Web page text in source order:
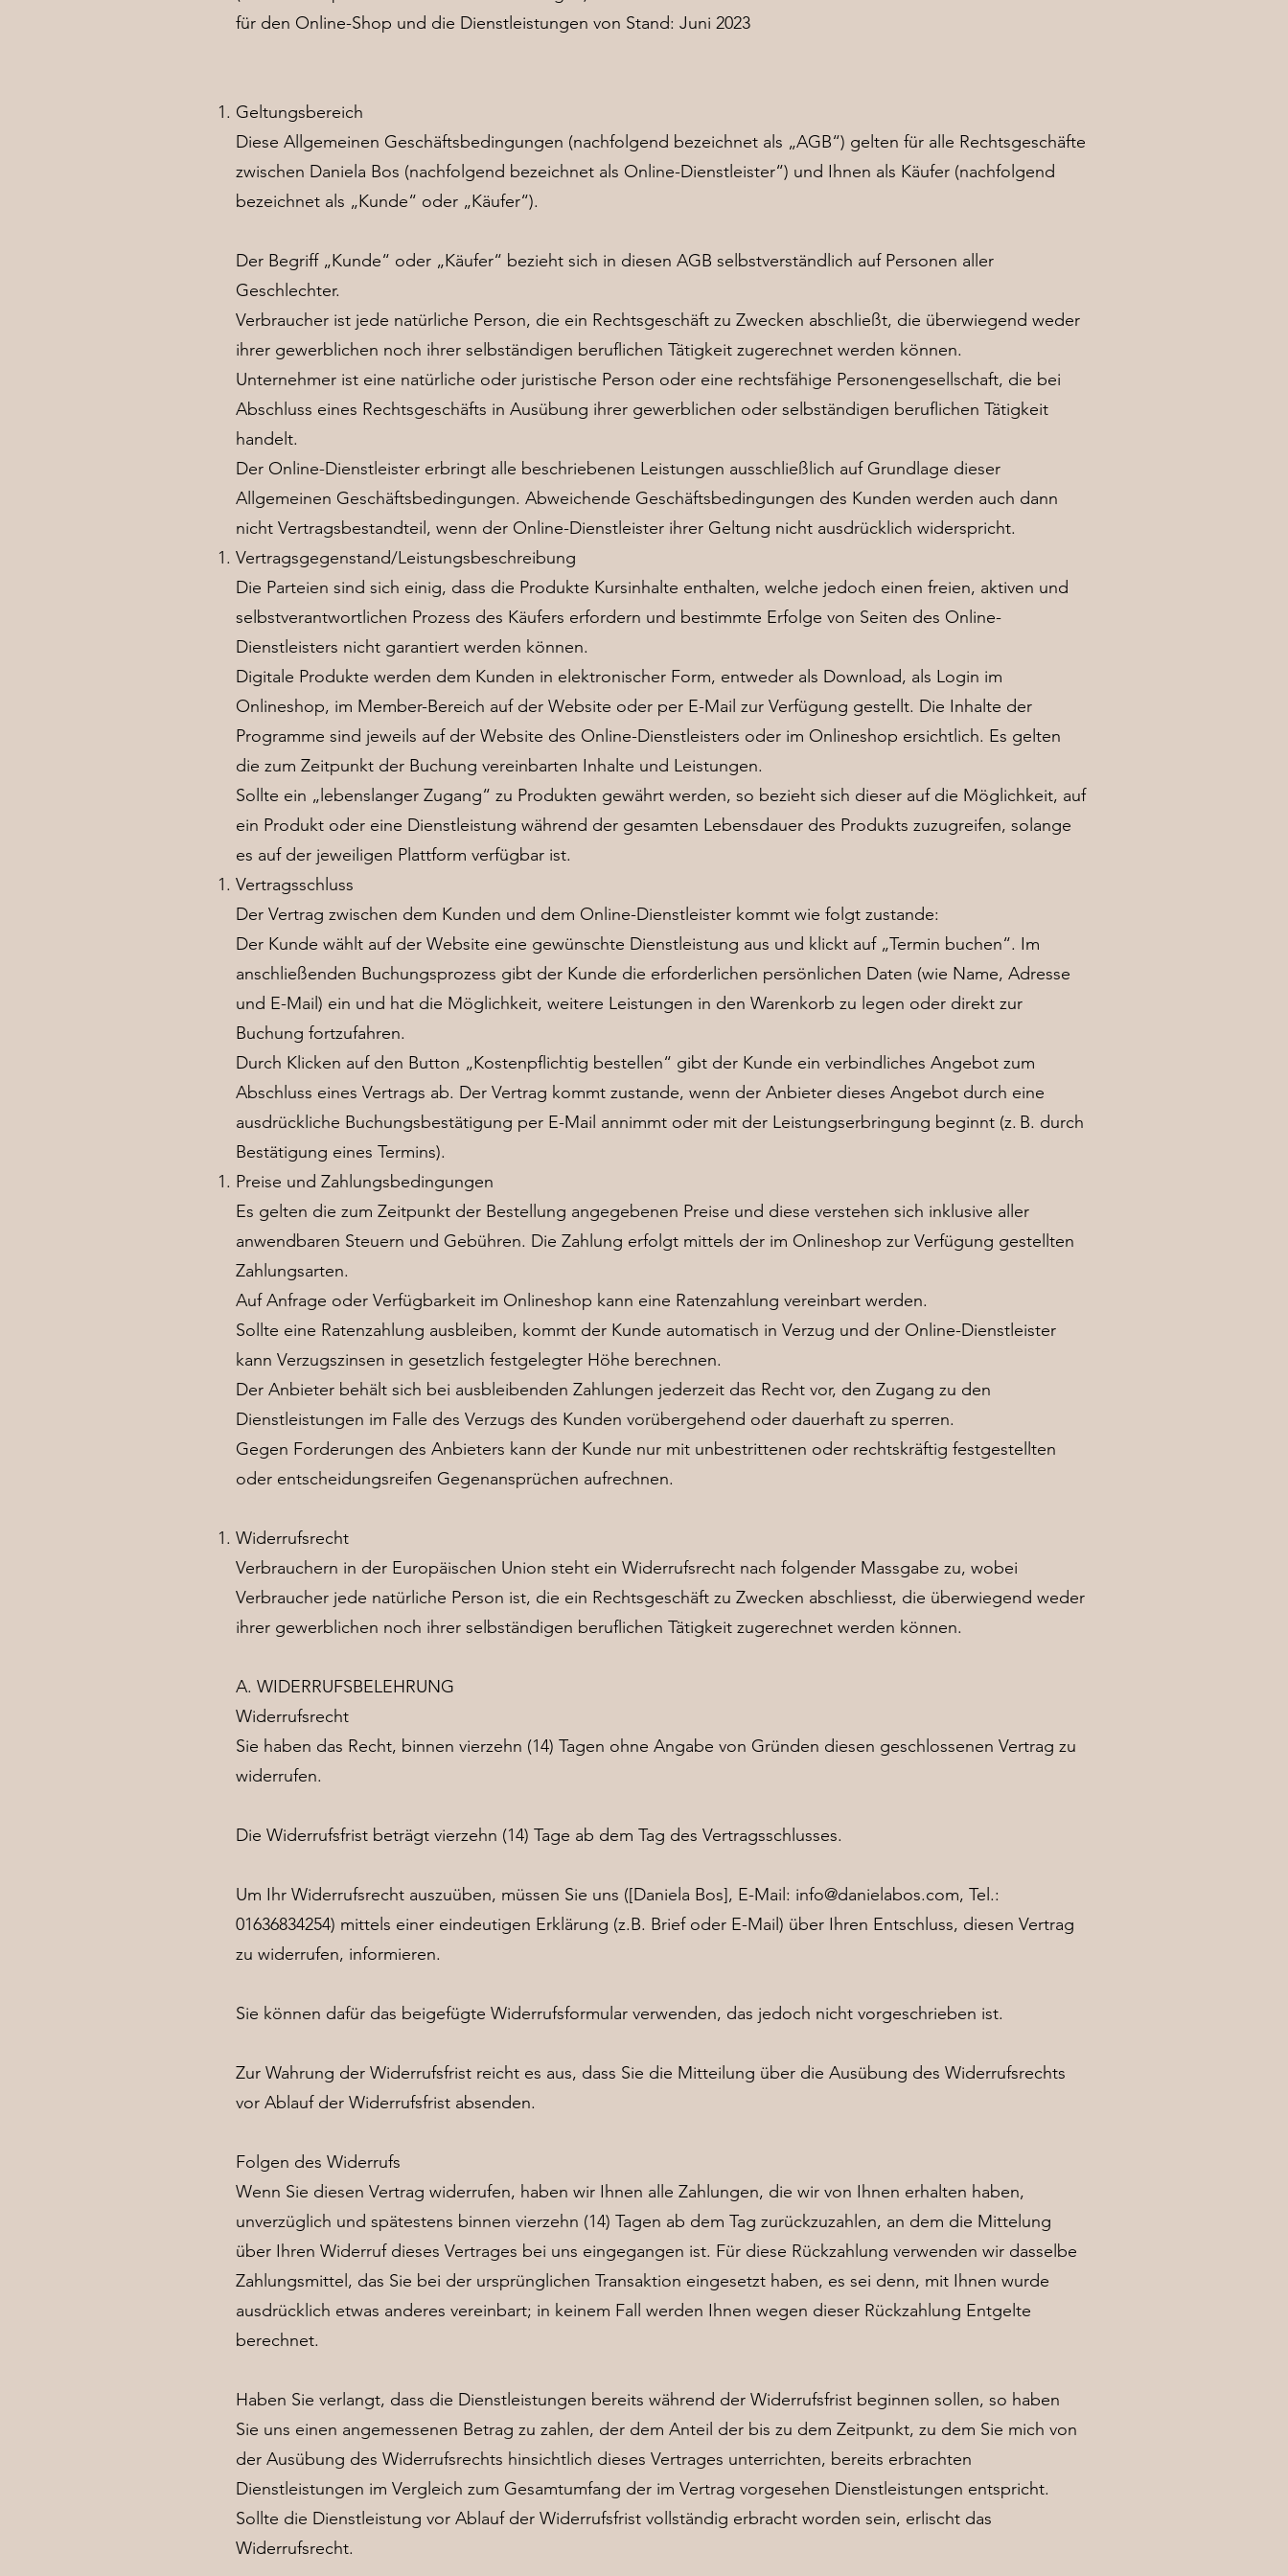
für den Online-Shop und die Dienstleistungen von Stand: Juni 2023
Geltungsbereich
Diese Allgemeinen Geschäftsbedingungen (nachfolgend bezeichnet als „AGB“) gelten für alle Rechtsgeschäfte
zwischen Daniela Bos (nachfolgend bezeichnet als Online-Dienstleister“) und Ihnen als Käufer (nachfolgend
bezeichnet als „Kunde“ oder „Käufer“).
Der Begriff „Kunde“ oder „Käufer“ bezieht sich in diesen AGB selbstverständlich auf Personen aller
Geschlechter.
Verbraucher ist jede natürliche Person, die ein Rechtsgeschäft zu Zwecken abschließt, die überwiegend weder
ihrer gewerblichen noch ihrer selbständigen beruflichen Tätigkeit zugerechnet werden können.
Unternehmer ist eine natürliche oder juristische Person oder eine rechtsfähige Personengesellschaft, die bei
Abschluss eines Rechtsgeschäfts in Ausübung ihrer gewerblichen oder selbständigen beruflichen Tätigkeit
handelt.
Der Online-Dienstleister erbringt alle beschriebenen Leistungen ausschließlich auf Grundlage dieser
Allgemeinen Geschäftsbedingungen. Abweichende Geschäftsbedingungen des Kunden werden auch dann
nicht Vertragsbestandteil, wenn der Online-Dienstleister ihrer Geltung nicht ausdrücklich widerspricht.
Vertragsgegenstand/Leistungsbeschreibung
Die Parteien sind sich einig, dass die Produkte Kursinhalte enthalten, welche jedoch einen freien, aktiven und
selbstverantwortlichen Prozess des Käufers erfordern und bestimmte Erfolge von Seiten des Online-
Dienstleisters nicht garantiert werden können.
Digitale Produkte werden dem Kunden in elektronischer Form, entweder als Download, als Login im
Onlineshop, im Member-Bereich auf der Website oder per E-Mail zur Verfügung gestellt. Die Inhalte der
Programme sind jeweils auf der Website des Online-Dienstleisters oder im Onlineshop ersichtlich. Es gelten
die zum Zeitpunkt der Buchung vereinbarten Inhalte und Leistungen.
Sollte ein „lebenslanger Zugang“ zu Produkten gewährt werden, so bezieht sich dieser auf die Möglichkeit, auf
ein Produkt oder eine Dienstleistung während der gesamten Lebensdauer des Produkts zuzugreifen, solange
es auf der jeweiligen Plattform verfügbar ist.
Vertragsschluss
Der Vertrag zwischen dem Kunden und dem Online-Dienstleister kommt wie folgt zustande:
Der Kunde wählt auf der Website eine gewünschte Dienstleistung aus und klickt auf „Termin buchen“. Im
anschließenden Buchungsprozess gibt der Kunde die erforderlichen persönlichen Daten (wie Name, Adresse
und E-Mail) ein und hat die Möglichkeit, weitere Leistungen in den Warenkorb zu legen oder direkt zur
Buchung fortzufahren.
Durch Klicken auf den Button „Kostenpflichtig bestellen“ gibt der Kunde ein verbindliches Angebot zum
Abschluss eines Vertrags ab. Der Vertrag kommt zustande, wenn der Anbieter dieses Angebot durch eine
ausdrückliche Buchungsbestätigung per E-Mail annimmt oder mit der Leistungserbringung beginnt (z. B. durch
Bestätigung eines Termins).
Preise und Zahlungsbedingungen
Es gelten die zum Zeitpunkt der Bestellung angegebenen Preise und diese verstehen sich inklusive aller
anwendbaren Steuern und Gebühren. Die Zahlung erfolgt mittels der im Onlineshop zur Verfügung gestellten
Zahlungsarten.
Auf Anfrage oder Verfügbarkeit im Onlineshop kann eine Ratenzahlung vereinbart werden.
Sollte eine Ratenzahlung ausbleiben, kommt der Kunde automatisch in Verzug und der Online-Dienstleister
kann Verzugszinsen in gesetzlich festgelegter Höhe berechnen.
Der Anbieter behält sich bei ausbleibenden Zahlungen jederzeit das Recht vor, den Zugang zu den
Dienstleistungen im Falle des Verzugs des Kunden vorübergehend oder dauerhaft zu sperren.
Gegen Forderungen des Anbieters kann der Kunde nur mit unbestrittenen oder rechtskräftig festgestellten
oder entscheidungsreifen Gegenansprüchen aufrechnen.
Widerrufsrecht
Verbrauchern in der Europäischen Union steht ein Widerrufsrecht nach folgender Massgabe zu, wobei
Verbraucher jede natürliche Person ist, die ein Rechtsgeschäft zu Zwecken abschliesst, die überwiegend weder
ihrer gewerblichen noch ihrer selbständigen beruflichen Tätigkeit zugerechnet werden können.
A. WIDERRUFSBELEHRUNG
Widerrufsrecht
Sie haben das Recht, binnen vierzehn (14) Tagen ohne Angabe von Gründen diesen geschlossenen Vertrag zu
widerrufen.
Die Widerrufsfrist beträgt vierzehn (14) Tage ab dem Tag des Vertragsschlusses.
Um Ihr Widerrufsrecht auszuüben, müssen Sie uns ([Daniela Bos], E-Mail: info@danielabos.com, Tel.:
01636834254) mittels einer eindeutigen Erklärung (z.B. Brief oder E-Mail) über Ihren Entschluss, diesen Vertrag
zu widerrufen, informieren.
Sie können dafür das beigefügte Widerrufsformular verwenden, das jedoch nicht vorgeschrieben ist.
Zur Wahrung der Widerrufsfrist reicht es aus, dass Sie die Mitteilung über die Ausübung des Widerrufsrechts
vor Ablauf der Widerrufsfrist absenden.
Folgen des Widerrufs
Wenn Sie diesen Vertrag widerrufen, haben wir Ihnen alle Zahlungen, die wir von Ihnen erhalten haben,
unverzüglich und spätestens binnen vierzehn (14) Tagen ab dem Tag zurückzuzahlen, an dem die Mittelung
über Ihren Widerruf dieses Vertrages bei uns eingegangen ist. Für diese Rückzahlung verwenden wir dasselbe
Zahlungsmittel, das Sie bei der ursprünglichen Transaktion eingesetzt haben, es sei denn, mit Ihnen wurde
ausdrücklich etwas anderes vereinbart; in keinem Fall werden Ihnen wegen dieser Rückzahlung Entgelte
berechnet.
Haben Sie verlangt, dass die Dienstleistungen bereits während der Widerrufsfrist beginnen sollen, so haben
Sie uns einen angemessenen Betrag zu zahlen, der dem Anteil der bis zu dem Zeitpunkt, zu dem Sie mich von
der Ausübung des Widerrufsrechts hinsichtlich dieses Vertrages unterrichten, bereits erbrachten
Dienstleistungen im Vergleich zum Gesamtumfang der im Vertrag vorgesehen Dienstleistungen entspricht.
Sollte die Dienstleistung vor Ablauf der Widerrufsfrist vollständig erbracht worden sein, erlischt das
Widerrufsrecht.